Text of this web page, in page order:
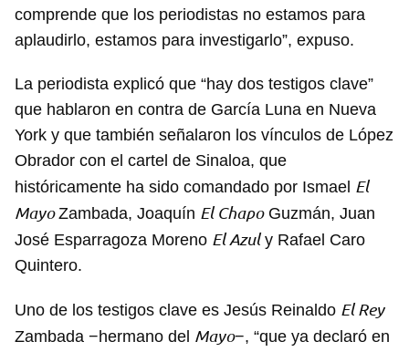
comprende que los periodistas no estamos para
aplaudirlo, estamos para investigarlo”, expuso.
La periodista explicó que “hay dos testigos clave”
que hablaron en contra de García Luna en Nueva
York y que también señalaron los vínculos de López
Obrador con el cartel de Sinaloa, que
históricamente ha sido comandado por Ismael El
MayoZambada, Joaquín El ChapoGuzmán, Juan
José Esparragoza Moreno El Azuly Rafael Caro
Quintero.
Uno de los testigos clave es Jesús Reinaldo El Rey
Zambada −hermano del Mayo−, “que ya declaró en